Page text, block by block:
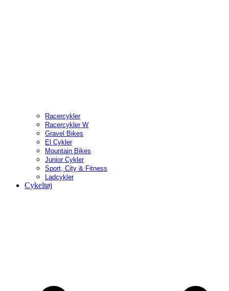
Racercykler
Racercykler W
Gravel Bikes
El Cykler
Mountain Bikes
Junior Cykler
Sport, City & Fitness
Ladcykler
Cykeltøj